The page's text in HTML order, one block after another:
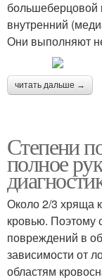
большеберцовой
внутренний
Они выполняют
читать дальше →
Степени
полное
Около 2/3 хряща
кровью. Поэтому
повреждений в
зависимости от
областям